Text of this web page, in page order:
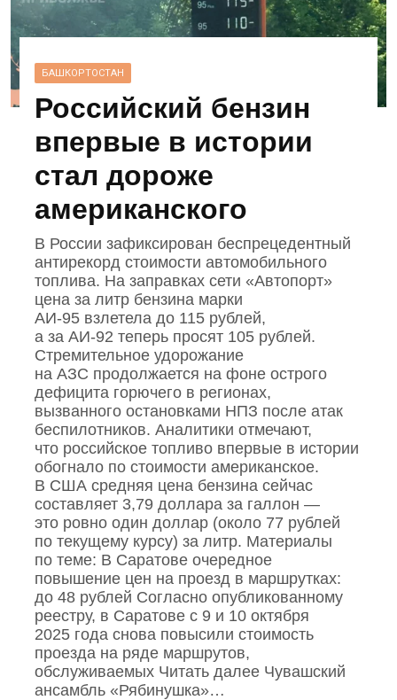
БАШКОРТОСТАН
Российский бензин
впервые в истории
стал дороже
американского
В России зафиксирован беспрецедентный
антирекорд стоимости автомобильного
топлива. На заправках сети «Автопорт»
цена за литр бензина марки
АИ‑95 взлетела до 115 рублей,
а за АИ‑92 теперь просят 105 рублей.
Стремительное удорожание
на АЗС продолжается на фоне острого
дефицита горючего в регионах,
вызванного остановками НПЗ после атак
беспилотников. Аналитики отмечают,
что российское топливо впервые в истории
обогнало по стоимости американское.
В США средняя цена бензина сейчас
составляет 3,79 доллара за галлон —
это ровно один доллар (около 77 рублей
по текущему курсу) за литр. Материалы
по теме: В Саратове очередное
повышение цен на проезд в маршрутках:
до 48 рублей Согласно опубликованному
реестру, в Саратове с 9 и 10 октября
2025 года снова повысили стоимость
проезда на ряде маршрутов,
обслуживаемых Читать далее Чувашский
ансамбль «Рябинушка»…